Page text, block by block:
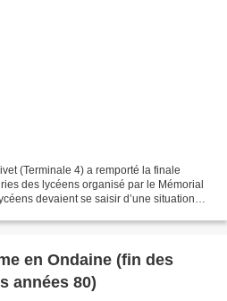
(Terminale 4) a remporté la finale
des lycéens organisé par le Mémorial
devaient se saisir d’une situation
en Ondaine (fin des
années 80)